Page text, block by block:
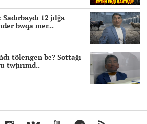
12 jılğa
bwqa men..
tölengen be? Sottağı
twjırımd..